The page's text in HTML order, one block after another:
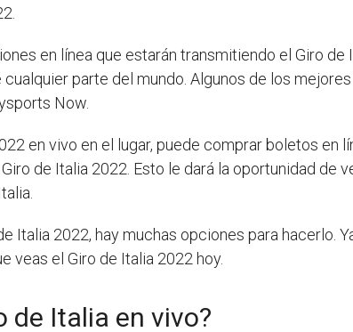
en línea que estarán transmitiendo el Giro
parte del mundo. Algunos de los
Now.
en vivo en el lugar, puede comprar boletos en
de Italia 2022. Esto le dará la oportunidad de
Italia 2022, hay muchas opciones para hacerlo.
veas el Giro de Italia 2022 hoy.
de Italia en vivo?